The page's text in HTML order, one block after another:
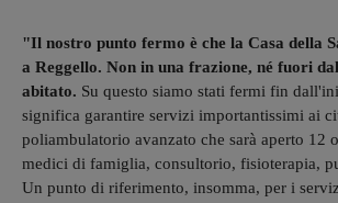
"Il nostro punto fermo è che la Casa della
a Reggello. Non in una frazione, né fuori
abitato. Su questo siamo stati fermi fin
significa garantire servizi importantissimi ai
poliambulatorio avanzato che sarà aperto 12
medici di famiglia, consultorio, fisioterapia,
Un punto di riferimento, insomma, per i